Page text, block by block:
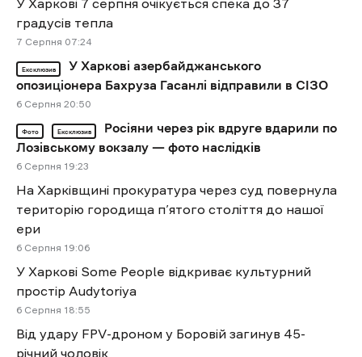
Більшість респондентів
підтримують перезавантаження